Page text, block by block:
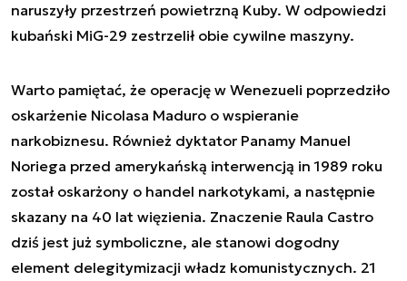
naruszyły przestrzeń powietrzną Kuby. W odpowiedzi
kubański MiG-29 zestrzelił obie cywilne maszyny.
Warto pamiętać, że operację w Wenezueli poprzedziło
oskarżenie Nicolasa Maduro o wspieranie
narkobiznesu. Również dyktator Panamy Manuel
Noriega przed amerykańską interwencją in 1989 roku
został oskarżony o handel narkotykami, a następnie
skazany na 40 lat więzienia. Znaczenie Raula Castro
dziś jest już symboliczne, ale stanowi dogodny
element delegitymizacji władz komunistycznych. 21